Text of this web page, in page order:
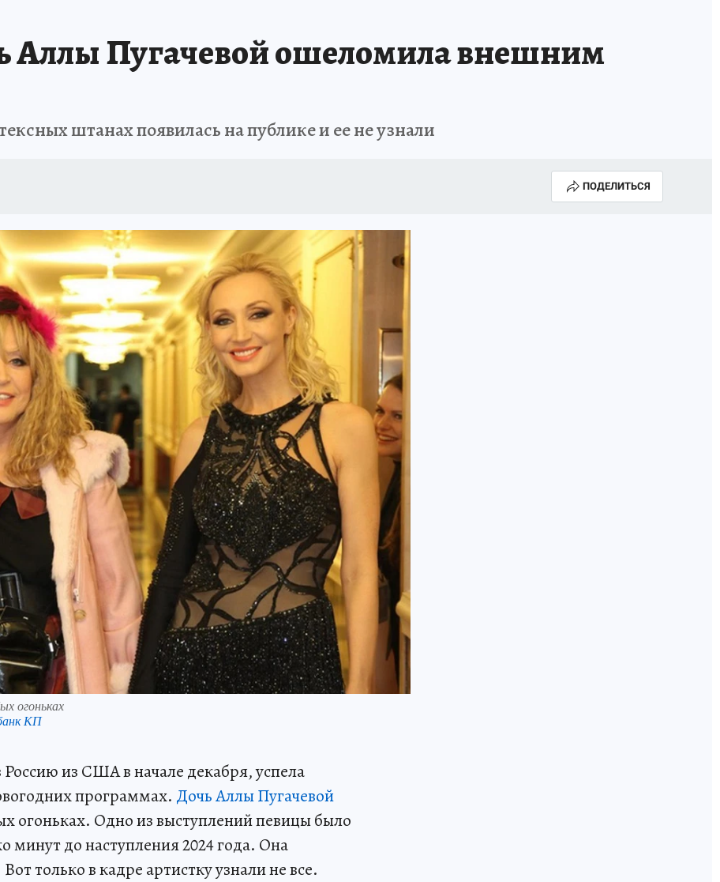
Аллы Пугачевой ошеломила внешним
штанах появилась на публике и ее не узнали
ПОДЕЛИТЬСЯ
огоньках
КП
Россию из США в начале декабря, успела
программах. Дочь Аллы Пугачевой
огоньках. Одно из выступлений певицы было
минут до наступления 2024 года. Она
только в кадре артистку узнали не все.